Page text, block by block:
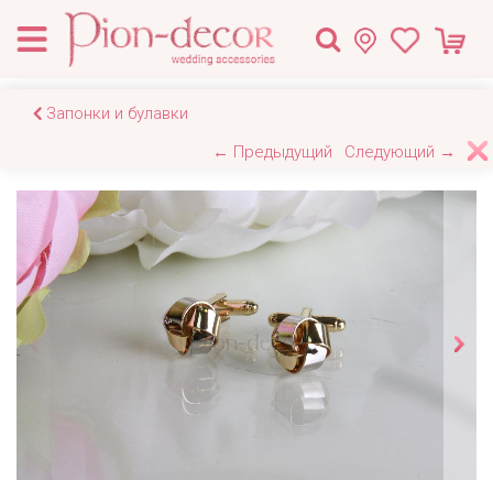
Запонки и булавки
← Предыдущий
Следующий →